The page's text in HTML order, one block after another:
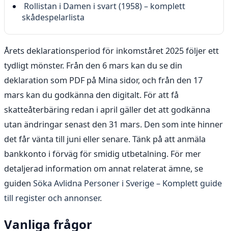
Rollistan i Damen i svart (1958) – komplett
skådespelarlista
Årets deklarationsperiod för inkomståret 2025 följer ett
tydligt mönster. Från den 6 mars kan du se din
deklaration som PDF på Mina sidor, och från den 17
mars kan du godkänna den digitalt. För att få
skatteåterbäring redan i april gäller det att godkänna
utan ändringar senast den 31 mars. Den som inte hinner
det får vänta till juni eller senare. Tänk på att anmäla
bankkonto i förväg för smidig utbetalning. För mer
detaljerad information om annat relaterat ämne, se
guiden Söka Avlidna Personer i Sverige – Komplett guide
till register och annonser.
Vanliga frågor